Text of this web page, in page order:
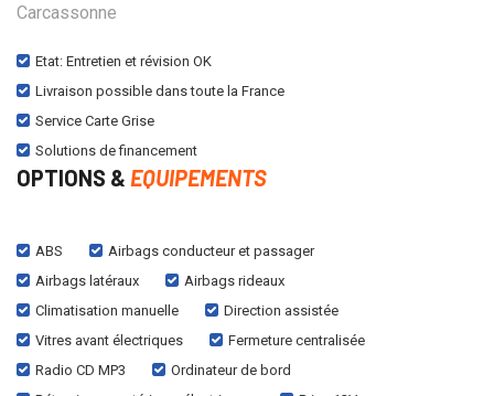
Carcassonne
Etat: Entretien et révision OK
Livraison possible dans toute la France
Service Carte Grise
Solutions de financement
OPTIONS & EQUIPEMENTS
ABS
Airbags conducteur et passager
Airbags latéraux
Airbags rideaux
Climatisation manuelle
Direction assistée
Vitres avant électriques
Fermeture centralisée
Radio CD MP3
Ordinateur de bord